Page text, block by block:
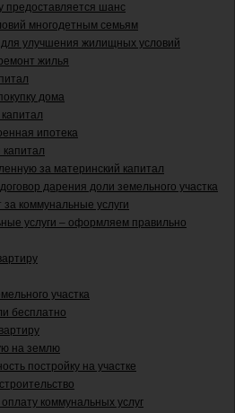
предоставляется шанс
многодетным семьям
улучшения жилищных условий
жилья
дома
ипотека
за материнский капитал
дарения доли земельного участка
коммунальные услуги
услуги – оформляем правильно
участка
бесплатно
на землю
постройку на участке
коммунальных услуг